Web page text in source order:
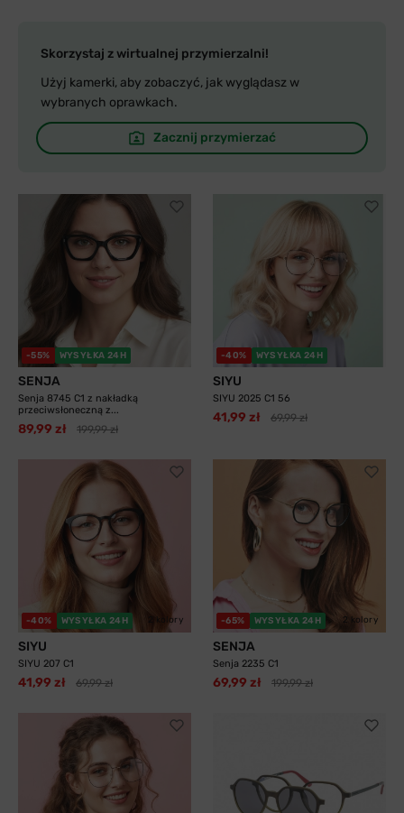
Skorzystaj z wirtualnej przymierzalni!
Użyj kamerki, aby zobaczyć, jak wyglądasz w
wybranych oprawkach.
Zacznij przymierzać
-55% WYSYŁKA 24H
SENJA
Senja 8745 C1 z nakładką
przeciwsłoneczną z...
89,99 zł 199,99 zł
-40% WYSYŁKA 24H
SIYU
SIYU 2025 C1 56
41,99 zł 69,99 zł
-40% WYSYŁKA 24H 2 kolory
SIYU
SIYU 207 C1
41,99 zł 69,99 zł
-65% WYSYŁKA 24H 2 kolory
SENJA
Senja 2235 C1
69,99 zł 199,99 zł